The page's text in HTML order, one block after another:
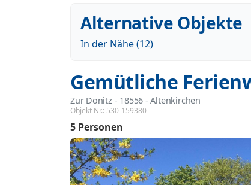
Alternative Objekte
In der Nähe (12)
Gemütliche
Zur Donitz - 18556 - Altenkirchen
Objekt Nr.: 530-159380
5 Personen